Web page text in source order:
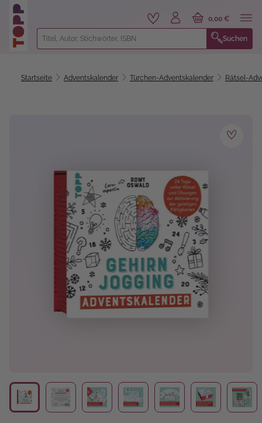
springen
Suchen
0,00 €
Startseite Adventskalender Türchen-Adventskalender Rätsel-